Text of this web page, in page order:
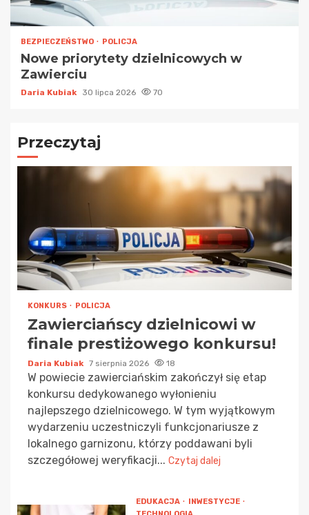
BEZPIECZEŃSTWO POLICJA
Nowe priorytety dzielnicowych w
Zawierciu
Daria Kubiak 30 lipca 2026 70
Przeczytaj
KONKURS POLICJA
Zawierciańscy dzielnicowi w
finale prestiżowego konkursu!
Daria Kubiak 7 sierpnia 2026 18
W powiecie zawierciańskim zakończył się etap
konkursu dedykowanego wyłonieniu
najlepszego dzielnicowego. W tym wyjątkowym
wydarzeniu uczestniczyli funkcjonariusze z
lokalnego garnizonu, którzy poddawani byli
szczegółowej weryfikacji... Czytaj dalej
EDUKACJA
INWESTYCJE